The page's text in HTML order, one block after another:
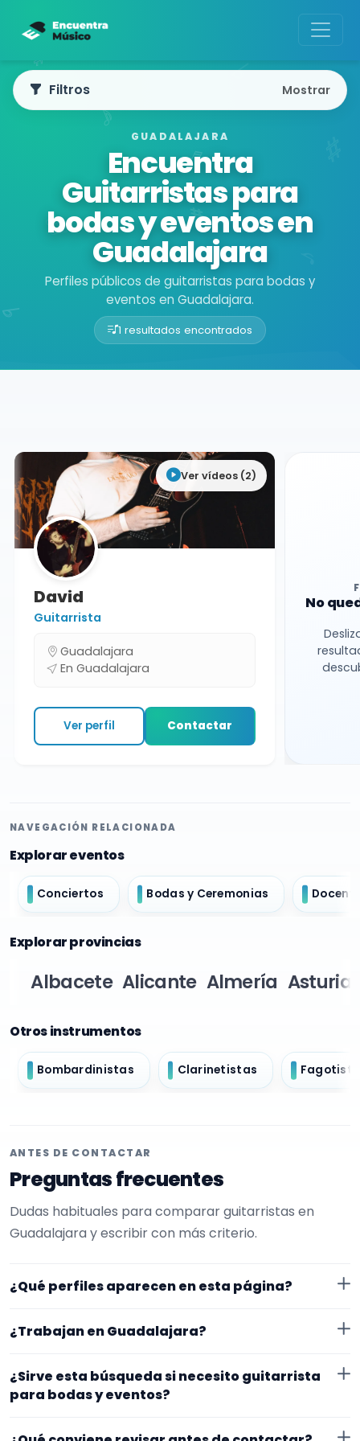
GUADALAJARA
Encuentra
Guitarristas para
bodas y eventos en
Guadalajara
Perfiles públicos de guitarristas para bodas y
eventos en Guadalajara.
1 resultados encontrados
Buscador de músicos
Filtros Mostrar
Ver vídeos (2)
David
Guitarrista
Guadalajara
En Guadalajara
Ver perfil Contactar
No
NAVEGACIÓN RELACIONADA
Explorar eventos
Conciertos Bodas y Ceremonias
Explorar provincias
Albacete Alicante Almería
Otros instrumentos
Bombardinistas Clarinetistas
ANTES DE CONTACTAR
Preguntas frecuentes
Dudas habituales para comparar guitarristas en
Guadalajara y escribir con más criterio.
¿Qué perfiles aparecen en esta página?
EncuentraMúsico. La selección está filtrada por
Además, la página se centra en perfiles que trabajan
¿Trabajan en Guadalajara?
en Guadalajara. Aun así, conviene confirmar lugar
de cerrar nada.
¿Sirve esta búsqueda si necesito guitarrista
para bodas y eventos?